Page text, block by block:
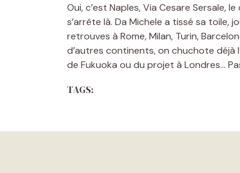
Oui, c’est Naples, Via Cesare Sersale,
s’arrête là. Da Michele a tissé sa toile,
retrouves à Rome, Milan, Turin,
d’autres continents, on chuchote déjà
de Fukuoka ou du projet à Londres…
TAGS: